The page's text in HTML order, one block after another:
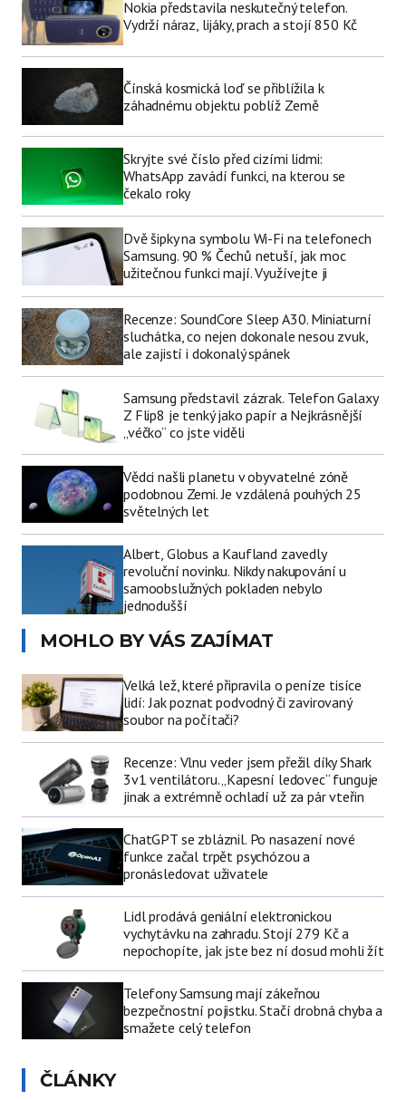
Nokia představila neskutečný telefon.
Vydrží náraz, lijáky, prach a stojí 850 Kč
Čínská kosmická loď se přiblížila k
záhadnému objektu poblíž Země
Skryjte své číslo před cizími lidmi:
WhatsApp zavádí funkci, na kterou se
čekalo roky
Dvě šipky na symbolu Wi-Fi na telefonech
Samsung. 90 % Čechů netuší, jak moc
užitečnou funkci mají. Využívejte ji
Recenze: SoundCore Sleep A30. Miniaturní
sluchátka, co nejen dokonale nesou zvuk,
ale zajistí i dokonalý spánek
Samsung představil zázrak. Telefon Galaxy
Z Flip8 je tenký jako papír a Nejkrásnější
„véčko“ co jste viděli
Vědci našli planetu v obyvatelné zóně
podobnou Zemi. Je vzdálená pouhých 25
světelných let
Albert, Globus a Kaufland zavedly
revoluční novinku. Nikdy nakupování u
samoobslužných pokladen nebylo
jednodušší
MOHLO BY VÁS ZAJÍMAT
Velká lež, které připravila o peníze tisíce
lidí: Jak poznat podvodný či zavirovaný
soubor na počítači?
Recenze: Vlnu veder jsem přežil díky Shark
3v1 ventilátoru. „Kapesní ledovec“ funguje
jinak a extrémně ochladí už za pár vteřin
ChatGPT se zbláznil. Po nasazení nové
funkce začal trpět psychózou a
pronásledovat uživatele
Lidl prodává geniální elektronickou
vychytávku na zahradu. Stojí 279 Kč a
nepochopíte, jak jste bez ní dosud mohli žít
Telefony Samsung mají zákeřnou
bezpečnostní pojistku. Stačí drobná chyba a
smažete celý telefon
ČLÁNKY